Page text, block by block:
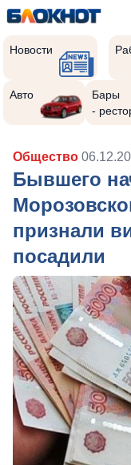
Новости
Авто
Бары
-
Общество
Бывшего
признали
посадили